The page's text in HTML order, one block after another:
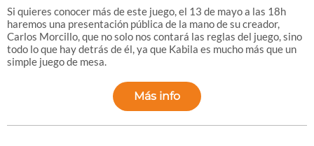
Si quieres conocer más de este juego, el 13 de mayo a las 18h
haremos una presentación pública de la mano de su creador,
Carlos Morcillo, que no solo nos contará las reglas del juego, sino
todo lo que hay detrás de él, ya que Kabila es mucho más que un
simple juego de mesa.
Más info